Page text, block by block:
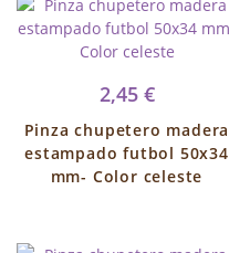
2,45 €
Pinza chupetero madera
estampado futbol 50x34
mm- Color celeste